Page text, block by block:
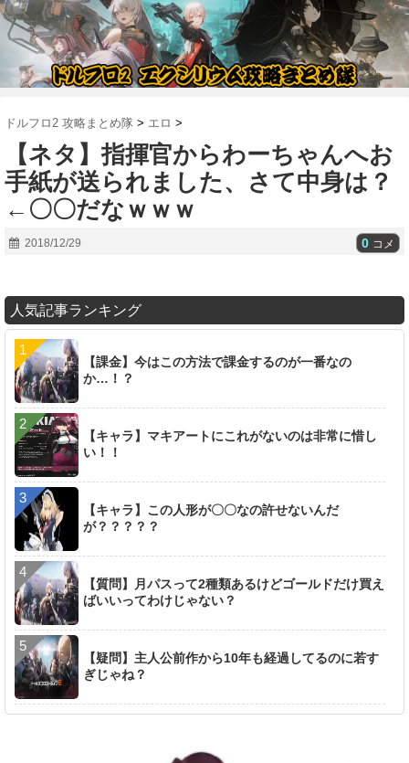
ドルフロ2 攻略まとめ隊 > エロ >
【ネタ】指揮官からわーちゃんへお
手紙が送られました、さて中身は？
←〇〇だなｗｗｗ
2018/12/29 0 コメ
人気記事ランキング
【課金】今はこの方法で課金するのが一番なの
か…！？
【キャラ】マキアートにこれがないのは非常に惜し
い！！
【キャラ】この人形が〇〇なの許せないんだ
が？？？？？
【質問】月パスって2種類あるけどゴールドだけ買え
ばいいってわけじゃない？
【疑問】主人公前作から10年も経過してるのに若す
ぎじゃね？